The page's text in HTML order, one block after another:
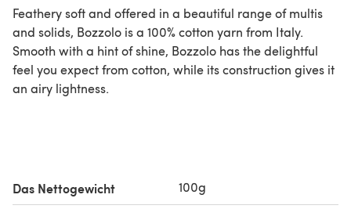
Feathery soft and offered in a beautiful range of multis
and solids, Bozzolo is a 100% cotton yarn from Italy.
Smooth with a hint of shine, Bozzolo has the delightful
feel you expect from cotton, while its construction gives it
an airy lightness.
Das Nettogewicht 100g